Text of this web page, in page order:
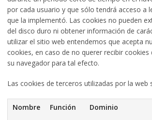
por cada usuario y que sólo tendrá acceso a
que la implementó. Las cookies no pueden
del disco duro ni obtener información de
utilizar el sitio web entendemos que acepta
cookies, en caso de no querer recibir
su navegador para tal efecto.
Las cookies de terceros utilizadas por la web
Nombre Función Dominio